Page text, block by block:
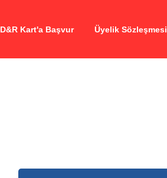
D&R Kart'a Başvur Üyelik Sözleşmesi